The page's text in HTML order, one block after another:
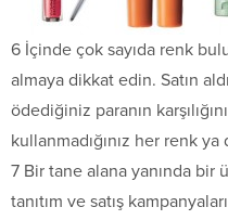
6 İçinde çok sayıda renk
almaya dikkat edin. Satın
ödediğiniz paranın
kullanmadığınız her renk
7 Bir tane alana yanında bir
tanıtım ve satış